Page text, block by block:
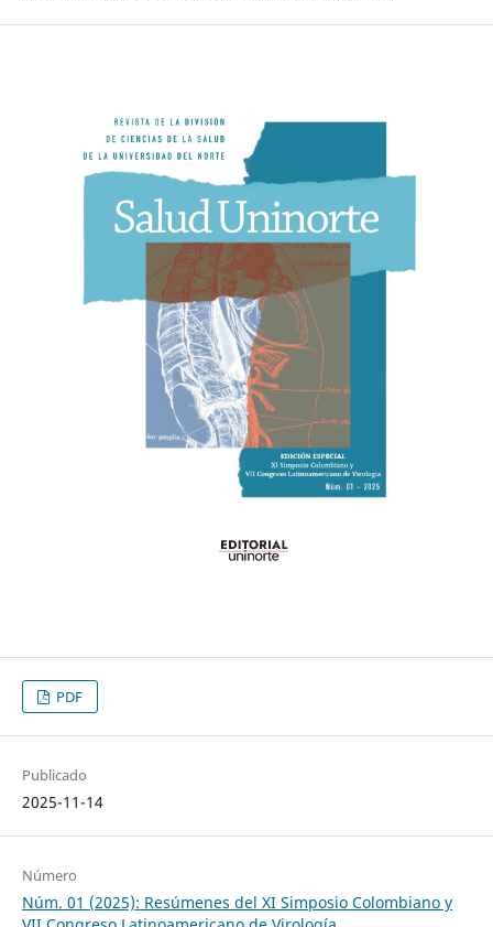
PDF
Publicado
2025-11-14
Número
Núm. 01 (2025): Resúmenes del XI Simposio Colombiano y